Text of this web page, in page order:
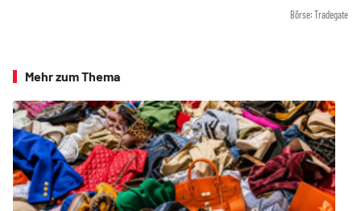
Börse: Tradegate
Mehr zum Thema